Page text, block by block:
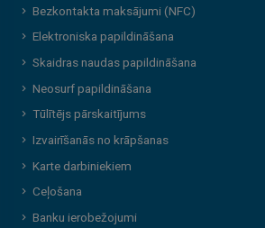
Bezkontakta maksājumi (NFC)
Elektroniska papildināšana
Skaidras naudas papildināšana
Neosurf papildināšana
Tūlītējs pārskaitījums
Izvairīšanās no krāpšanas
Karte darbiniekiem
Ceļošana
Banku ierobežojumi